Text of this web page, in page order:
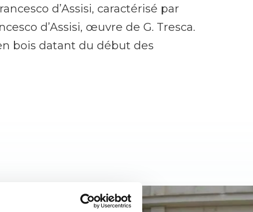
d’Assisi, caractérisé par
d’Assisi, œuvre de G. Tresca.
bois datant du début des